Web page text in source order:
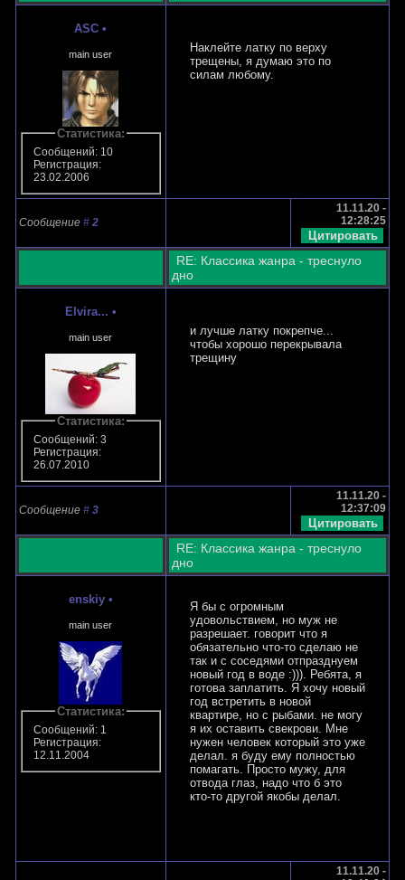
ASC •
main user
Статистика:
Сообщений: 10
Регистрация:
23.02.2006
Наклейте латку по верху
трещены, я думаю это по
силам любому.
Сообщение # 2
11.11.20 -
12:28:25
RE: Классика жанра - треснуло
дно
Elvira... •
main user
Статистика:
Сообщений: 3
Регистрация:
26.07.2010
и лучше латку покрепче...
чтобы хорошо перекрывала
трещину
Сообщение # 3
11.11.20 -
12:37:09
RE: Классика жанра - треснуло
дно
enskiy •
main user
Статистика:
Сообщений: 1
Регистрация:
12.11.2004
Я бы с огромным
удовольствием, но муж не
разрешает. говорит что я
обязательно что-то сделаю не
так и с соседями отпразднуем
новый год в воде :))). Ребята, я
готова заплатить. Я хочу новый
год встретить в новой
квартире, но с рыбами. не могу
я их оставить свекрови. Мне
нужен человек который это уже
делал. я буду ему полностью
помагать. Просто мужу, для
отвода глаз, надо что б это
кто-то другой якобы делал.
11.11.20 -